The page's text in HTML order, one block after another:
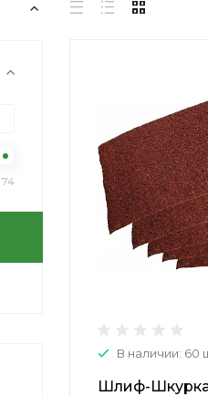
74
В наличии: 60
Шлиф-Шкурка